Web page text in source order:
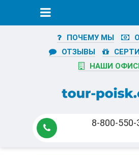
ПОЧЕМУ МЫ
ОТЗЫВЫ
НАШИ
8-800-550-